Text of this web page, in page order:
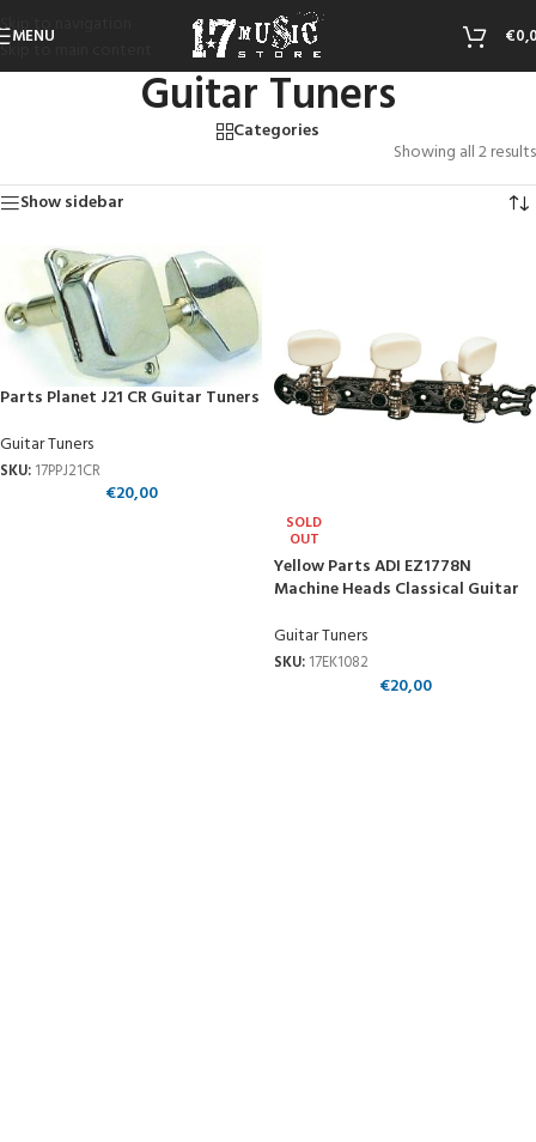
Skip to navigation
Skip to main content
MENU €
Guitar Tuners
Categories
Showing all 2 results
Show sidebar
Parts Planet J21 CR Guitar Tuners
Guitar Tuners
SKU: 17PPJ21CR
€20,00
SOLD
OUT
Yellow Parts ADI EZ1778N
Machine Heads Classical Guitar
Guitar Tuners
SKU: 17EK1082
€20,00